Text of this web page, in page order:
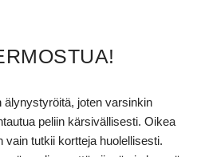
älynystyröitä, joten varsinkin
peliin kärsivällisesti. Oikea
tutkii kortteja huolellisesti.